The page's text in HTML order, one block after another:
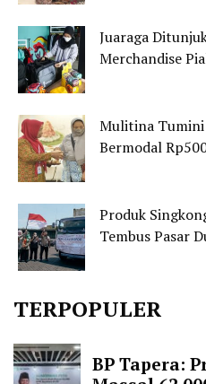
Juaraga
Merchandise
Mulitina Tumini
Bermodal
Produk
Tembus Pasar
TERPOPULER